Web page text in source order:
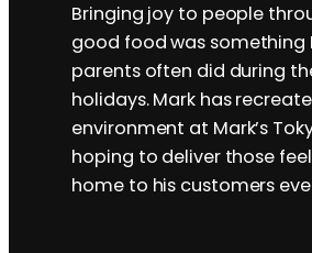
Bringing joy to people
good food was something
parents often did during
holidays. Mark has
environment at Mark’s
hoping to deliver those
home to his customers